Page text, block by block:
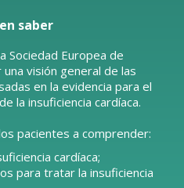
saber
Sociedad Europea de
visión general de las
en la evidencia para el
la insuficiencia cardíaca.
pacientes a comprender:
cardíaca;
para tratar la insuficiencia